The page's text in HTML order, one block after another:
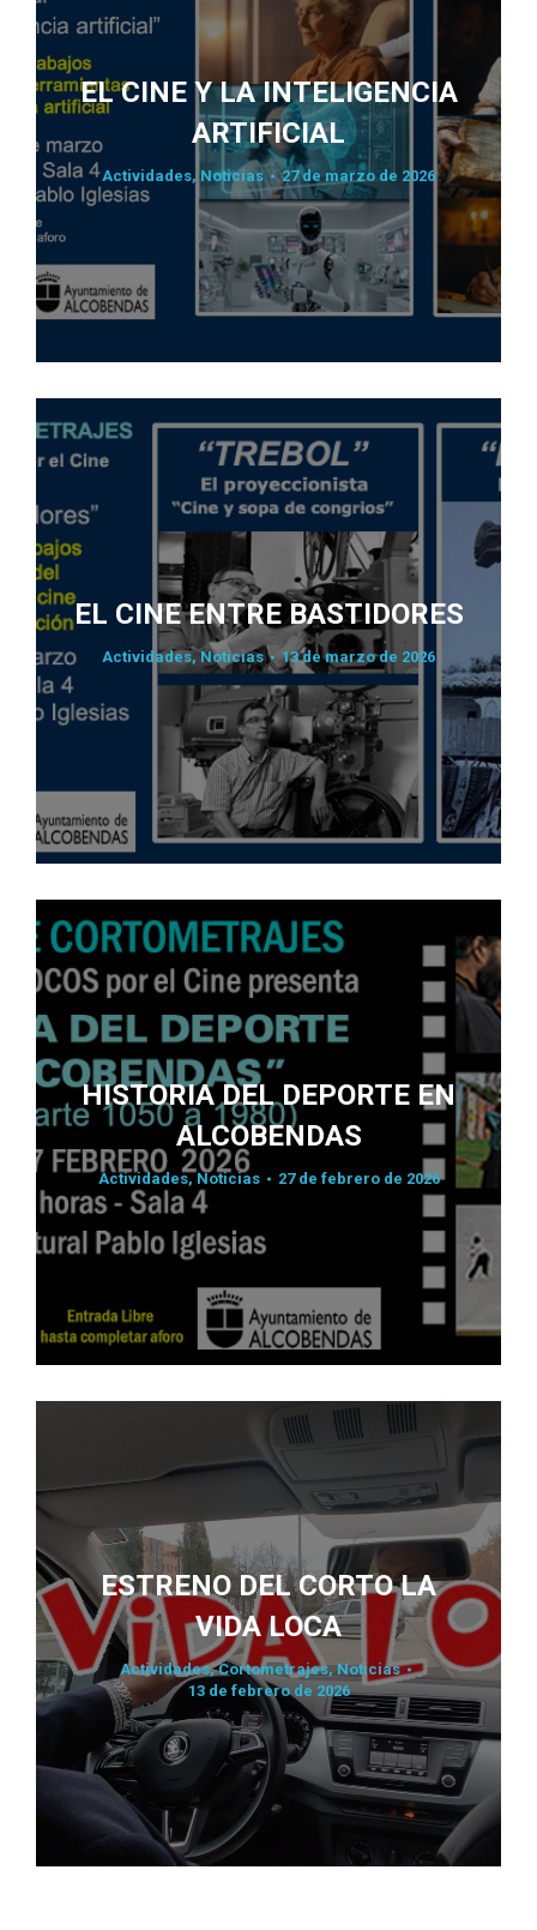
EL CINE Y LA INTELIGENCIA
ARTIFICIAL
Actividades, Noticias 27 de marzo de 2026
EL CINE ENTRE BASTIDORES
Actividades,Noticias 13 de marzo de 2026
HISTORIA DEL DEPORTE EN
ALCOBENDAS
Actividades,Noticias 27 de febrero de 2026
ESTRENO DEL CORTO LA
VIDA LOCA
Actividades,Cortometrajes,Noticias
13 de febrero de 2026